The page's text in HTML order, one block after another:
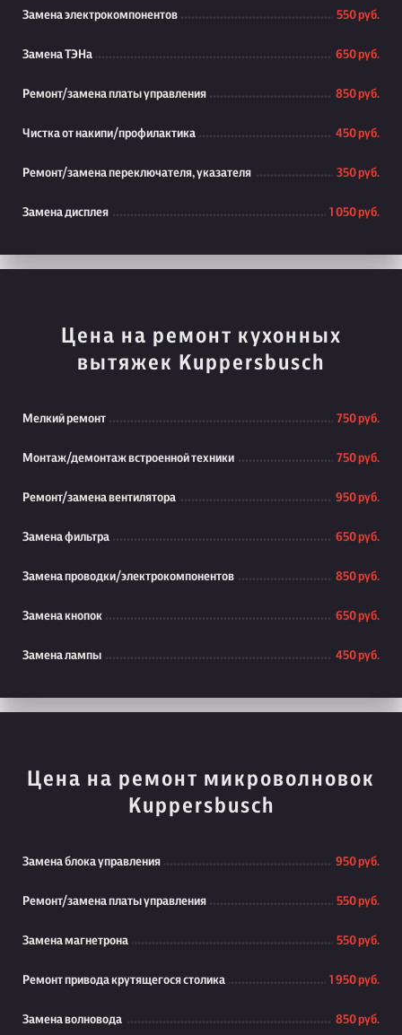
Замена электрокомпонентов 550 руб.
Замена ТЭНа 650 руб.
Ремонт/замена платы управления 850 руб.
Чистка от накипи/профилактика 450 руб.
Ремонт/замена переключателя, указателя 350 руб.
Замена дисплея 1 050 руб.
Цена на ремонт кухонных
вытяжек Kuppersbusch
Мелкий ремонт 750 руб.
Монтаж/демонтаж встроенной техники 750 руб.
Ремонт/замена вентилятора 950 руб.
Замена фильтра 650 руб.
Замена проводки/электрокомпонентов 850 руб.
Замена кнопок 650 руб.
Замена лампы 450 руб.
Цена на ремонт микроволновок
Kuppersbusch
Замена блока управления 950 руб.
Ремонт/замена платы управления 550 руб.
Замена магнетрона 550 руб.
Ремонт привода крутящегося столика 1 950 руб.
Замена волновода 850 руб.